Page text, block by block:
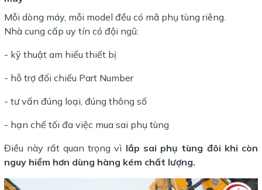
Mỗi dòng máy, mỗi model đều có mã phụ tùng riêng.
Nhà cung cấp uy tín có đội ngũ:
- kỹ thuật am hiểu thiết bị
- hỗ trợ đối chiếu Part Number
- tư vấn đúng loại, đúng thông số
- hạn chế tối đa việc mua sai phụ tùng
Điều này rất quan trọng vì lắp sai phụ tùng đôi khi còn
nguy hiểm hơn dùng hàng kém chất lượng.